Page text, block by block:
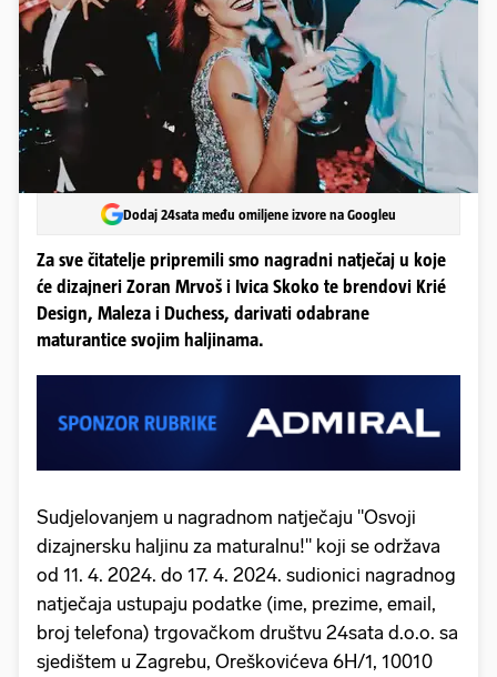
Dodaj 24sata među omiljene izvore na Googleu
Za sve čitatelje pripremili smo nagradni natječaj u koje
će dizajneri Zoran Mrvoš i Ivica Skoko te brendovi Krié
Design, Maleza i Duchess, darivati odabrane
maturantice svojim haljinama.
Sudjelovanjem u nagradnom natječaju "Osvoji
dizajnersku haljinu za maturalnu!" koji se održava
od 11. 4. 2024. do 17. 4. 2024. sudionici nagradnog
natječaja ustupaju podatke (ime, prezime, email,
broj telefona) trgovačkom društvu 24sata d.o.o. sa
sjedištem u Zagrebu, Oreškovićeva 6H/1, 10010